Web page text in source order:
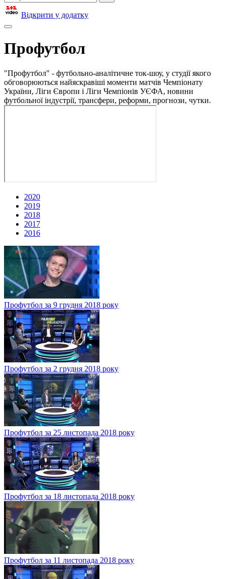
Відкрити у додатку
Профутбол
"Профутбол" - футбольно-аналітичне ток-шоу, у студії якого
обговорюються найяскравіші моменти матчів Чемпіонату
України, Ліги Європи і Ліги Чемпіонів УЄФА, новини
футбольної індустрії, трансфери, реформи, прогнози, чутки.
2020
2019
2018
2017
2016
Профутбол за 9 грудня 2018 року
Профутбол за 2 грудня 2018 року
Профутбол за 25 листопада 2018 року
Профутбол за 18 листопада 2018 року
Профутбол за 11 листопада 2018 року